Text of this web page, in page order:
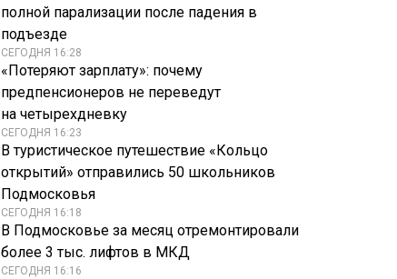
полной парализации после падения в
подъезде
СЕГОДНЯ 16:28
«Потеряют зарплату»: почему
предпенсионеров не переведут
на четырехдневку
СЕГОДНЯ 16:23
В туристическое путешествие «Кольцо
открытий» отправились 50 школьников
Подмосковья
СЕГОДНЯ 16:18
В Подмосковье за месяц отремонтировали
более 3 тыс. лифтов в МКД
СЕГОДНЯ 16:16